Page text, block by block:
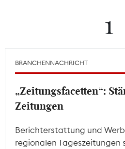
1
BRANCHENNACHRICHT
„Zeitungsfacetten“:
Zeitungen
Berichterstattung und
regionalen Tageszeitungen